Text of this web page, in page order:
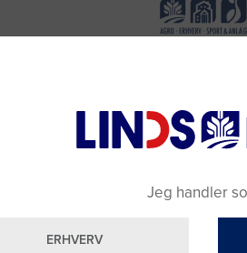
Jeg handler
ERHVERV